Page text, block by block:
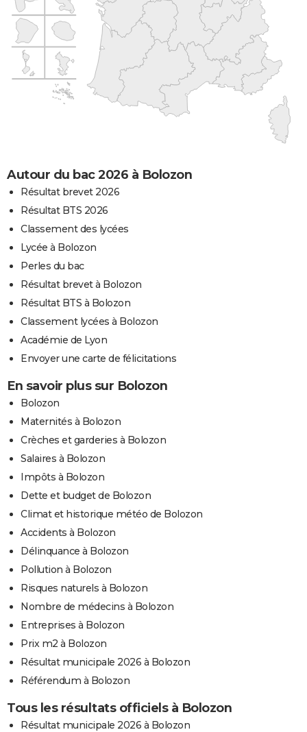
Autour du bac 2026 à Bolozon
Résultat brevet 2026
Résultat BTS 2026
Classement des lycées
Lycée à Bolozon
Perles du bac
Résultat brevet à Bolozon
Résultat BTS à Bolozon
Classement lycées à Bolozon
Académie de Lyon
Envoyer une carte de félicitations
En savoir plus sur Bolozon
Bolozon
Maternités à Bolozon
Crèches et garderies à Bolozon
Salaires à Bolozon
Impôts à Bolozon
Dette et budget de Bolozon
Climat et historique météo de Bolozon
Accidents à Bolozon
Délinquance à Bolozon
Pollution à Bolozon
Risques naturels à Bolozon
Nombre de médecins à Bolozon
Entreprises à Bolozon
Prix m2 à Bolozon
Résultat municipale 2026 à Bolozon
Référendum à Bolozon
Tous les résultats officiels à Bolozon
Résultat municipale 2026 à Bolozon